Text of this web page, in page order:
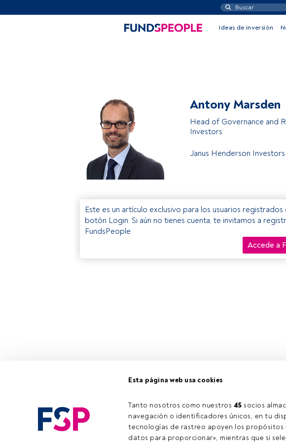
Esta página web usa cookies
Tanto nosotros como nuestros 45 socios
navegación o identificadores únicos, en tu
tecnologías de rastreo apoyen los propósitos
datos para proporcionar», mientras que si
Ideas de inversión
Antony Marsden
Head of Governance and
Investors
Janus Henderson Investors
Este es un artículo exclusivo para los usuarios
botón Login. Si aún no tienes cuenta, te invitamos a
FundsPeople.
Accede a